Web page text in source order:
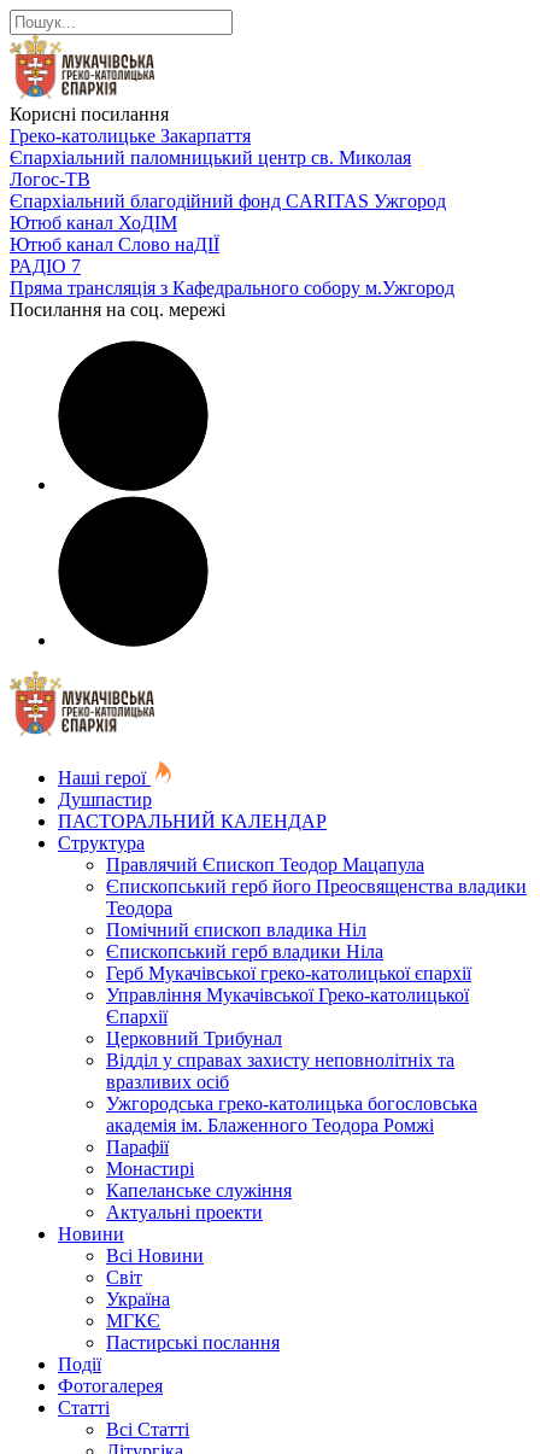
Корисні посилання
Греко-католицьке Закарпаття
Єпархіальний паломницький центр св. Миколая
Логос-ТВ
Єпархіальний благодійний фонд CARITAS Ужгород
Ютюб канал ХоДІМ
Ютюб канал Слово наДІЇ
РАДІО 7
Пряма трансляція з Кафедрального собору м.Ужгород
Посилання на соц. мережі
Наші герої
Душпастир
ПАСТОРАЛЬНИЙ КАЛЕНДАР
Структура
Правлячий Єпископ Теодор Мацапула
Єпископський герб його Преосвященства владики
Теодора
Помічний єпископ владика Ніл
Єпископський герб владики Ніла
Герб Мукачівської греко-католицької єпархії
Управління Мукачівської Греко-католицької
Єпархії
Церковний Трибунал
Відділ у справах захисту неповнолітніх та
вразливих осіб
Ужгородська греко-католицька богословська
академія ім. Блаженного Теодора Ромжі
Парафії
Монастирі
Капеланське служіння
Актуальні проекти
Новини
Всі Новини
Світ
Україна
МГКЄ
Пастирські послання
Події
Фотогалерея
Статті
Всі Статті